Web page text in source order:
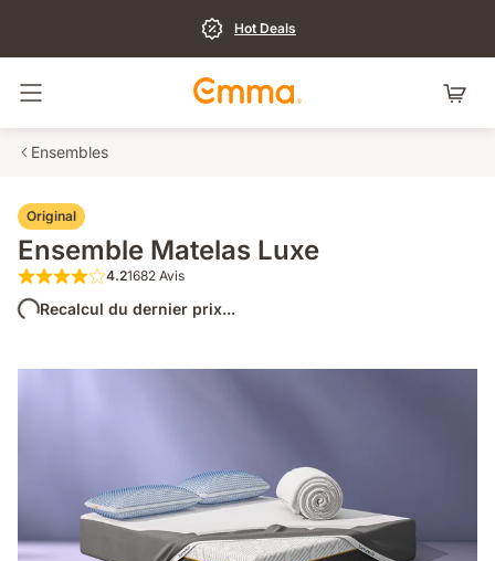
Hot Deals
Basculer la navigation
Ensembles
Original
Ensemble Matelas Luxe
4.2 sur 5 étoiles 1682 Avis
4.21682 Avis
Recalcul du dernier prix...